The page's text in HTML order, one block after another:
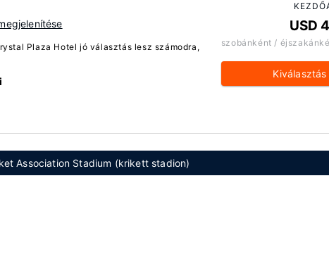
Plaza Hotel jó választás lesz számodra,
USD
szobánként /
Kiválasztás
Association Stadium (krikett stadion)